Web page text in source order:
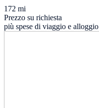
172 mi
Prezzo su richiesta
più spese di viaggio e alloggio